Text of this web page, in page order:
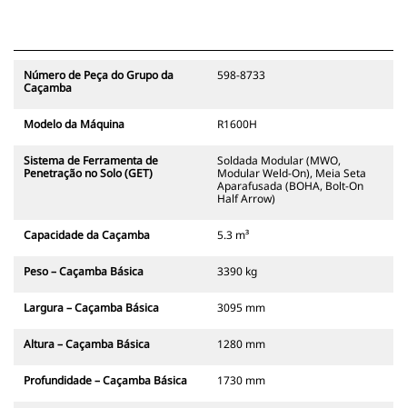
Número de Peça do Grupo da
Caçamba
598-8733
Modelo da Máquina R1600H
Sistema de Ferramenta de
Penetração no Solo (GET)
Soldada Modular (MWO,
Modular Weld-On), Meia Seta
Aparafusada (BOHA, Bolt-On
Half Arrow)
Capacidade da Caçamba 5.3 m³
Peso – Caçamba Básica 3390 kg
Largura – Caçamba Básica 3095 mm
Altura – Caçamba Básica 1280 mm
Profundidade – Caçamba Básica 1730 mm